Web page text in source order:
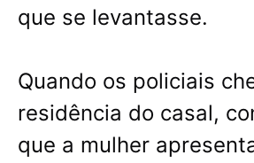
que se levantasse.
Quando os policiais
residência do casal,
que a mulher